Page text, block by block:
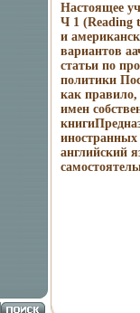
Настоящее
Ч 1 (Reading
и
вариантов
статьи по
политики
как правило,
имен
иностранных
английский